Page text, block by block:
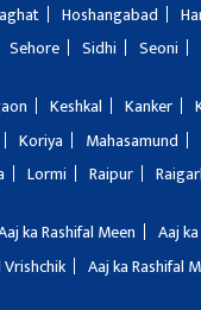
Hoshangabad
Sehore Sidhi Seoni
Keshkal Kanker
Koriya Mahasamund
Lormi Raipur
ka Rashifal Meen Aaj
Vrishchik Aaj ka Rashifal